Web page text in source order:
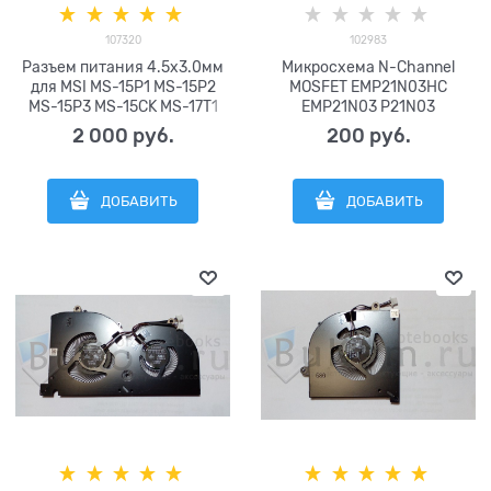
107320
Разъем питания 4.5x3.0мм
для MSI MS-15P1 MS-15P2
MS-15P3 MS-15CK MS-17T1
Gigabyte AORUS 15 XE5 15
xe4 AORUS 15 KE5 15
AORUS 17 XE5 17 KE5 17 XE4
DC in Power Jack
2 000 руб.
ДОБАВИТЬ
102983
Микросхема N-Channel
MOSFET EMP21N03HC
EMP21N03 P21N03
200 руб.
ДОБАВИТЬ